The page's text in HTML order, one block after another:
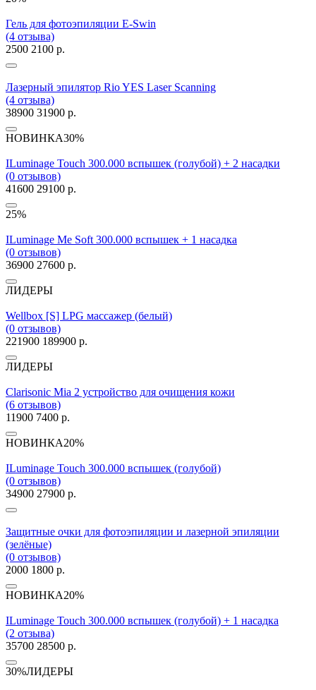
Гель для фотоэпиляции E-Swin
(4 отзыва)
2500 2100 р.
Лазерный эпилятор Rio YES Laser Scanning
(4 отзыва)
38900 31900 р.
НОВИНКА30%
ILuminage Touch 300.000 вспышек (голубой) + 2 насадки
(0 отзывов)
41600 29100 р.
25%
ILuminage Me Soft 300.000 вспышек + 1 насадка
(0 отзывов)
36900 27600 р.
ЛИДЕРЫ
Wellbox [S] LPG массажер (белый)
(0 отзывов)
221900 189900 р.
ЛИДЕРЫ
Clarisonic Mia 2 устройство для очищения кожи
(6 отзывов)
11900 7400 р.
НОВИНКА20%
ILuminage Touch 300.000 вспышек (голубой)
(0 отзывов)
34900 27900 р.
Защитные очки для фотоэпиляции и лазерной эпиляции
(зелёные)
(0 отзывов)
2000 1800 р.
НОВИНКА20%
ILuminage Touch 300.000 вспышек (голубой) + 1 насадка
(2 отзыва)
35700 28500 р.
30%ЛИДЕРЫ